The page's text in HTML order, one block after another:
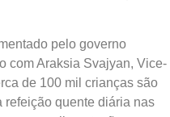
pelo governo
com Araksia Svajyan, Vice-
de 100 mil crianças são
refeição quente diária nas